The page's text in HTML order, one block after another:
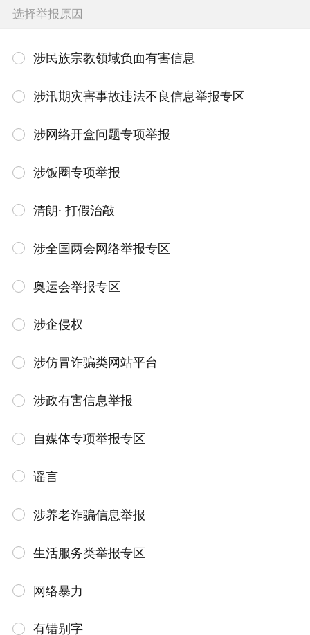
选择举报原因
涉民族宗教领域负面有害信息
涉汛期灾害事故违法不良信息举报专区
涉网络开盒问题专项举报
涉饭圈专项举报
清朗· 打假治敲
涉全国两会网络举报专区
奥运会举报专区
涉企侵权
涉仿冒诈骗类网站平台
涉政有害信息举报
自媒体专项举报专区
谣言
涉养老诈骗信息举报
生活服务类举报专区
网络暴力
有错别字